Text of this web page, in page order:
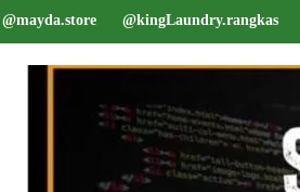
@mayda.store @kingLaundry.rangkas